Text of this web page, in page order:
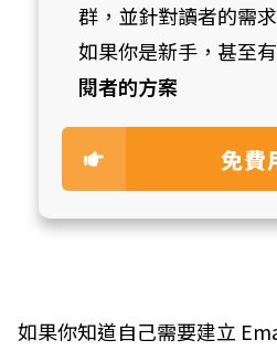
群，並針對讀者的需
如果你是新手，甚至有
閱者的方案
免費
如果你知道自己需要建立